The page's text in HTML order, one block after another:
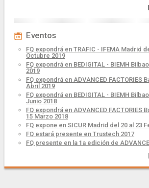
Eventos
FQ expondrá en TRAFIC - IFEMA Madrid
Octubre 2019
FQ expondrá en BEDIGITAL - BIEMH
2019
FQ expondrá en ADVANCED FACTORIES
Abril 2019
FQ expondrá en BEDIGITAL - BIEMH
Junio 2018
FQ expondrá en ADVANCED FACTORIES
15 Marzo 2018
FQ expone en SICUR Madrid del 20 al 23
FQ estará presente en Trustech 2017
FQ presente en la 1a edición de